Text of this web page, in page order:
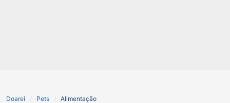
Doarei Pets Alimentação